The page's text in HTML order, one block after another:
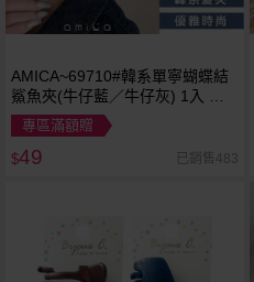
AMICA~69710#韓系單寧蝴蝶結
鯊魚夾(牛仔藍／牛仔灰) 1入 款
式可選
專區滿額贈
$49 已銷售483